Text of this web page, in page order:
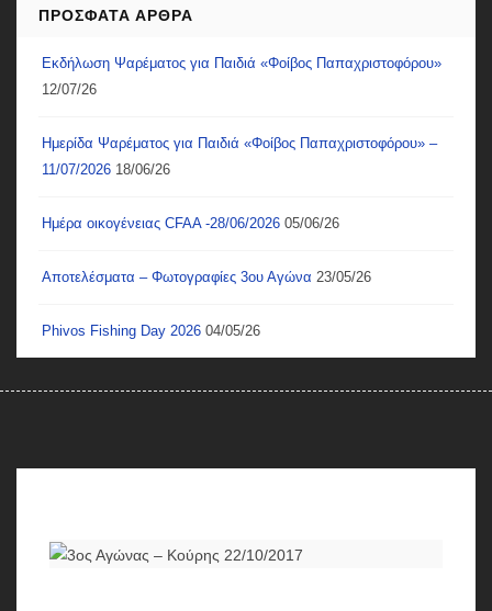
ΠΡΌΣΦΑΤΑ ΆΡΘΡΑ
Εκδήλωση Ψαρέματος για Παιδιά «Φοίβος Παπαχριστοφόρου»
12/07/26
Ημερίδα Ψαρέματος για Παιδιά «Φοίβος Παπαχριστοφόρου» –
11/07/2026 18/06/26
Ημέρα οικογένειας CFAA -28/06/2026 05/06/26
Αποτελέσματα – Φωτογραφίες 3ου Αγώνα 23/05/26
Phivos Fishing Day 2026 04/05/26